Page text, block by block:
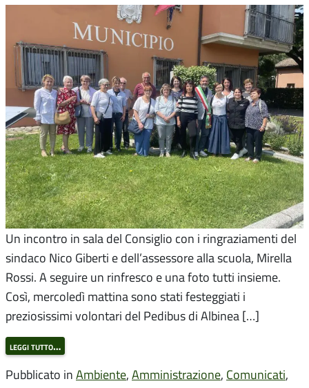
Un incontro in sala del Consiglio con i ringraziamenti del
sindaco Nico Giberti e dell’assessore alla scuola, Mirella
Rossi. A seguire un rinfresco e una foto tutti insieme.
Così, mercoledì mattina sono stati festeggiati i
preziosissimi volontari del Pedibus di Albinea […]
leggi tutto…
Pubblicato in Ambiente, Amministrazione, Comunicati,